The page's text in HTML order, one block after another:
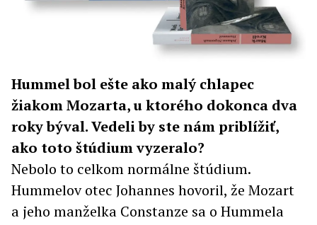
Hummel bol ešte ako malý chlapec
žiakom Mozarta, u ktorého dokonca dva
roky býval. Vedeli by ste nám priblížiť,
ako toto štúdium vyzeralo?
Nebolo to celkom normálne štúdium.
Hummelov otec Johannes hovoril, že Mozart
a jeho manželka Constanze sa o Hummela